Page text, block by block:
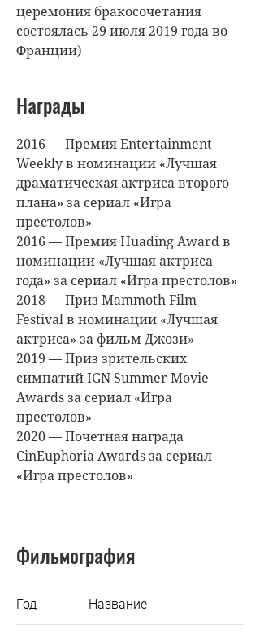
церемония бракосочетания
состоялась 29 июля 2019 года во
Франции)
Награды
2016 — Премия Entertainment
Weekly в номинации «Лучшая
драматическая актриса второго
плана» за сериал «Игра
престолов»
2016 — Премия Huading Award в
номинации «Лучшая актриса
года» за сериал «Игра престолов»
2018 — Приз Mammoth Film
Festival в номинации «Лучшая
актриса» за фильм Джози»
2019 — Приз зрительских
симпатий IGN Summer Movie
Awards за сериал «Игра
престолов»
2020 — Почетная награда
CinEuphoria Awards за сериал
«Игра престолов»
Фильмография
Год Название